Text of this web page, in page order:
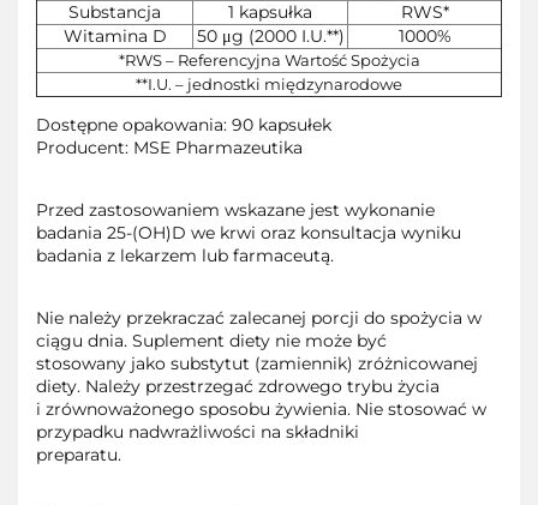
Substancja 1 kapsułka
RWS*
Witamina D
50 μg (2000 I.U.**) 1000%
*RWS – Referencyjna Wartość Spożycia
**I.U. – jednostki międzynarodowe
Dostępne opakowania: 90 kapsułek
Producent: MSE Pharmazeutika
Przed zastosowaniem wskazane jest wykonanie
badania 25-(OH)D we krwi oraz konsultacja wyniku
badania z lekarzem lub farmaceutą.
Nie należy przekraczać zalecanej porcji do spożycia w
ciągu dnia. Suplement diety nie może być
stosowany jako substytut (zamiennik) zróżnicowanej
diety. Należy przestrzegać zdrowego trybu życia
i zrównoważonego sposobu żywienia. Nie stosować w
przypadku nadwrażliwości na składniki
preparatu.